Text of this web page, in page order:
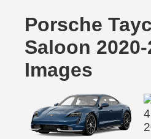
Porsche
Saloon
Images